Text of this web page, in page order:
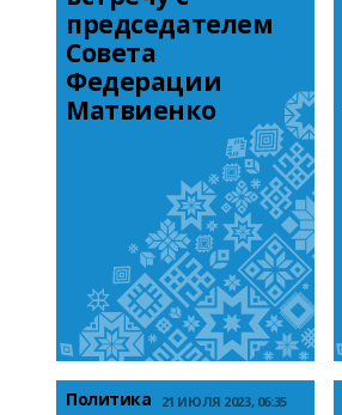
председателем
Совета
Федерации
Матвиенко
Политика 21 ИЮЛЯ 2023, 06:35